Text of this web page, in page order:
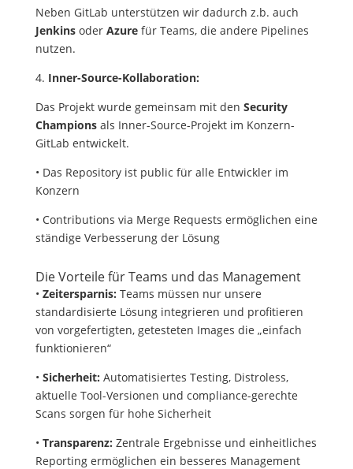
Neben GitLab unterstützen wir dadurch z.b. auch
Jenkinsoder Azurefür Teams, die andere Pipelines
nutzen.
4. Inner-Source-Kollaboration:
Das Projekt wurde gemeinsam mit den Security
Championsals Inner-Source-Projekt im Konzern-
GitLab entwickelt.
• Das Repository ist public für alle Entwickler im
Konzern
• Contributions via Merge Requests ermöglichen eine
ständige Verbesserung der Lösung
Die Vorteile für Teams und das Management
• Zeitersparnis: Teams müssen nur unsere
standardisierte Lösung integrieren und profitieren
von vorgefertigten, getesteten Images die „einfach
funktionieren“
• Sicherheit: Automatisiertes Testing, Distroless,
aktuelle Tool-Versionen und compliance-gerechte
Scans sorgen für hohe Sicherheit
• Transparenz: Zentrale Ergebnisse und einheitliches
Reporting ermöglichen ein besseres Management